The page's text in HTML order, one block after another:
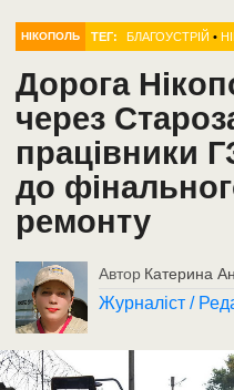
НІКОПОЛЬ ТЕГ: БЛАГОУСТРІЙ •
Дорога
через
працівники
до
ремонту
Автор Катерина
Журналіст /